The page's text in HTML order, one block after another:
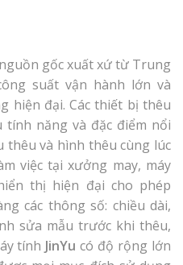
gốc xuất xứ từ Trung
suất vận hành lớn và
hiện đại. Các thiết bị thêu
năng và đặc điểm nổi
thêu và hình thêu cùng lúc
việc tại xưởng may, máy
thị hiện đại cho phép
các thông số: chiều dài,
sửa mẫu trước khi thêu,
tính JinYu có độ rộng lớn